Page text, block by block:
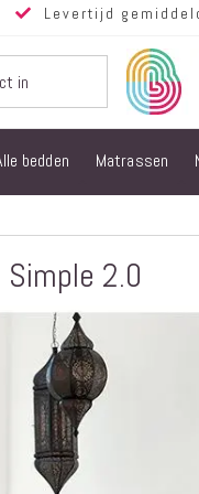
Levertijd
bedden Matrassen
2.0